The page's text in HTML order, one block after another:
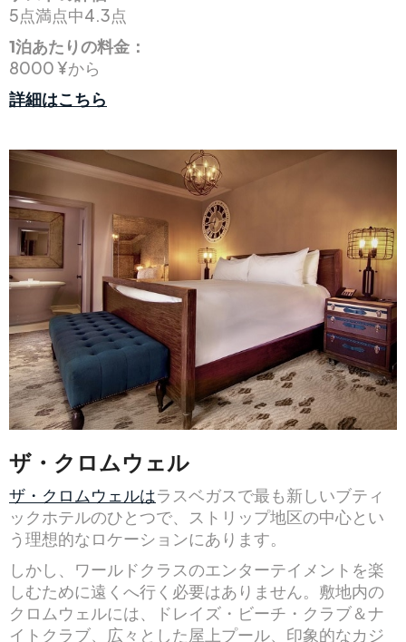
5点満点中4.3点
1泊あたりの料金：
8000 ¥から
詳細はこちら
ザ・クロムウェル
ザ・クロムウェルはラスベガスで最も新しいブティ
ックホテルのひとつで、ストリップ地区の中心とい
う理想的なロケーションにあります。
しかし、ワールドクラスのエンターテイメントを楽
しむために遠くへ行く必要はありません。敷地内の
クロムウェルには、ドレイズ・ビーチ・クラブ＆ナ
イトクラブ、広々とした屋上プール、印象的なカジ